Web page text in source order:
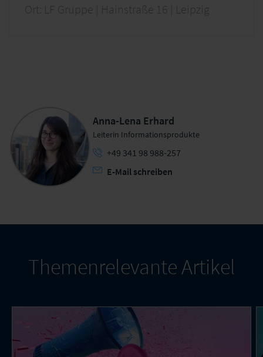
Ort: LF Gruppe | Hainstraße 16 | Leipzig
Anna-Lena Erhard
Leiterin Informationsprodukte
+49 341 98 988-257
E-Mail schreiben
Themenrelevante Artikel